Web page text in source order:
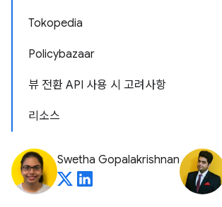
Tokopedia
Policybazaar
뷰 전환 API 사용 시 고려사항
리소스
Swetha Gopalakrishnan